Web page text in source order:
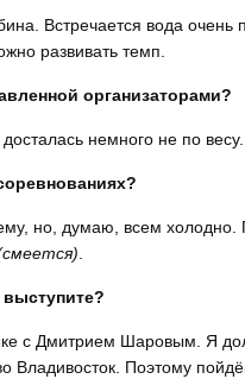
Встречается вода
развивать темп.
организаторами?
немного не по
но, думаю, всем
.
с Дмитрием Шаровым. Я
Владивосток. Поэтому